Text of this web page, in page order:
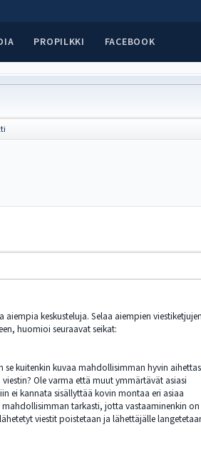
PROPILKKI FACEBOOK
aiempia keskusteluja. Selaa aiempien
huomioi seuraavat seikat:
kuitenkin kuvaa mahdollisimman hyvin
Ole varma että muut ymmärtävät asiasi
ei kannata sisällyttää kovin montaa eri asiaa
mahdollisimman tarkasti, jotta vastaaminenkin
viestit poistetaan ja lähettäjälle